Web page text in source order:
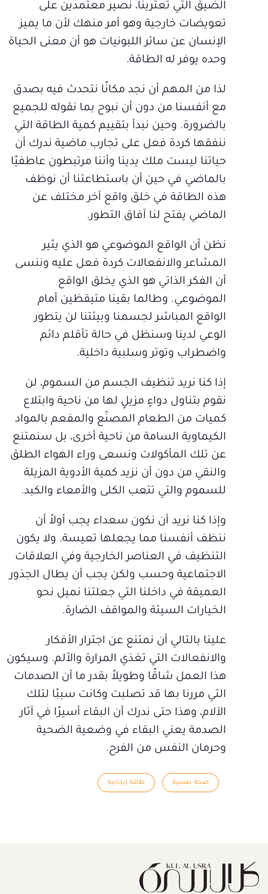
الضيق التي تعترينا، نصير معتمدين على
تعويضات خارجية وهو أمر منهك لأن ما يميز
الإنسان عن سائر اللبونيات هو أن معنى الحياة
وحده يوفر له الطاقة.
لذا من المهم أن نجد مكانًا نتحدث فيه بصدق
مع أنفسنا من دون أن نبوح بما نقوله للجميع
بالضرورة. وحين نبدأ بتقييم كمية الطاقة التي
ننفقها كردة فعل على تجارب ماضية ندرك أن
حياتنا ليست ملك يدينا وأننا مرتبطون عاطفيًا
بالماضي في حين أن باستطاعتنا أن نوظف
هذه الطاقة في خلق واقع آخر مختلف عن
الماضي يفتح لنا آفاق التطور.
نظن أن الواقع الموضوعي هو الذي يثير
المشاعر والانفعالات كردة فعل عليه وننسى
أن الفكر الذاتي هو الذي يخلق الواقع
الموضوعي. وطالما بقينا متيقظين أمام
الواقع المباشر لجسمنا وبيئتنا لن يتطور
الوعي لدينا وسنظل في حالة تأقلم دائم
واضطراب وتوتر وسلبية داخلية.
إذا كنا نريد تنظيف الجسم من السموم، لن
نقوم بتناول دواءٍ مزيلٍ لها من ناحية وابتلاع
كميات من الطعام المصنّع والمفعم بالمواد
الكيماوية السامة من ناحية أخرى، بل سنمتنع
عن تلك المأكولات ونسعى وراء الهواء الطلق
والنقي من دون أن نزيد كمية الأدوية المزيلة
للسموم والتي تتعب الكلى والأمعاء والكبد.
وإذا كنا نريد أن نكون سعداء يجب أولاً أن
ننظف أنفسنا مما يجعلها تعيسة. ولا يكون
التنظيف في العناصر الخارجية وفي العلاقات
الاجتماعية وحسب ولكن يجب أن يطال الجذور
العميقة في داخلنا التي جعلتنا نميل نحو
الخيارات السيئة والمواقف الضارة.
علينا بالتالي أن نمتنع عن اجترار الأفكار
والانفعالات التي تغذي المرارة والألم. وسيكون
هذا العمل شاقًا وطويلاً بقدر ما أن الصدمات
التي مررنا بها قد تصلبت وكانت سببًا لتلك
الآلام، وهذا حتى ندرك أن البقاء أسيرًا في آثار
الصدمة يعني البقاء في وضعية الضحية
وحرمان النفس من الفرح.
صحة نفسية طاقة إيجابية